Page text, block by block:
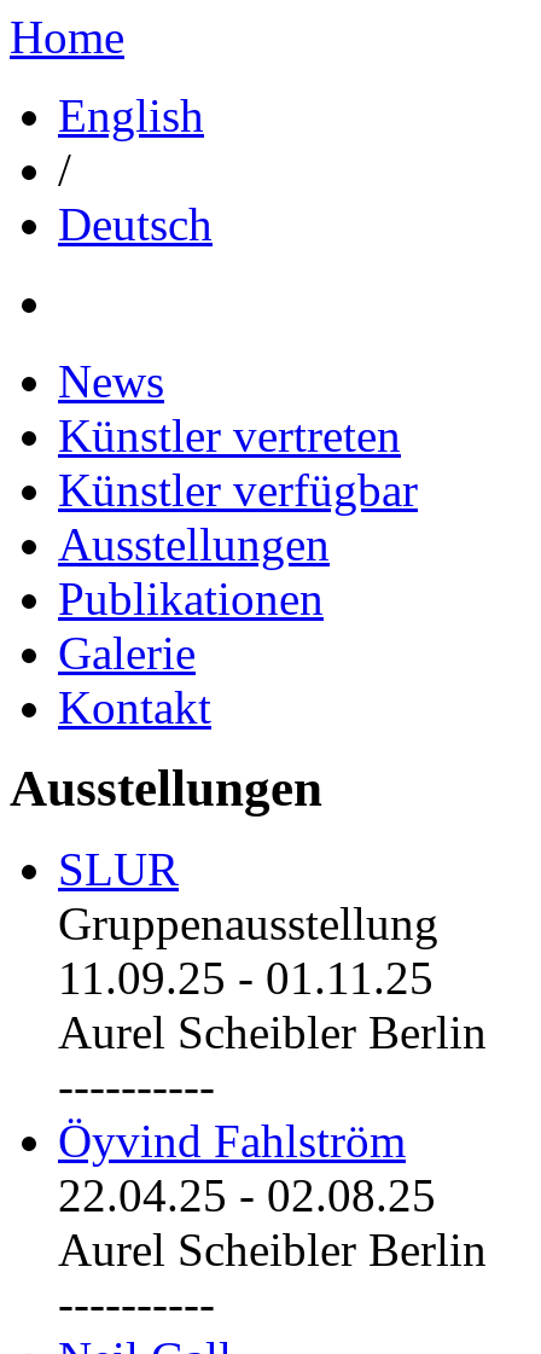
Home
English
/
Deutsch
News
Künstler vertreten
Künstler verfügbar
Ausstellungen
Publikationen
Galerie
Kontakt
Ausstellungen
SLUR
Gruppenausstellung
11.09.25 - 01.11.25
Aurel Scheibler Berlin
----------
Öyvind Fahlström
22.04.25 - 02.08.25
Aurel Scheibler Berlin
----------